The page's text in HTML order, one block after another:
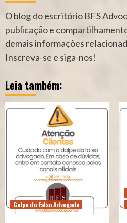
O blog do escritório BFS
publicação e
demais informações
Inscreva-se e siga-nos!
Leia também:
Golpe do Falso Advogado